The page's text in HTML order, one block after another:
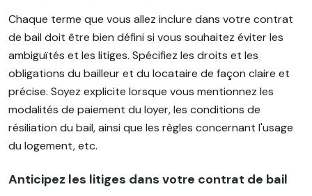
Chaque terme que vous allez inclure dans votre contrat
de bail doit être bien défini si vous souhaitez éviter les
ambiguïtés et les litiges. Spécifiez les droits et les
obligations du bailleur et du locataire de façon claire et
précise. Soyez explicite lorsque vous mentionnez les
modalités de paiement du loyer, les conditions de
résiliation du bail, ainsi que les règles concernant l'usage
du logement, etc.
Anticipez les litiges dans votre contrat de bail